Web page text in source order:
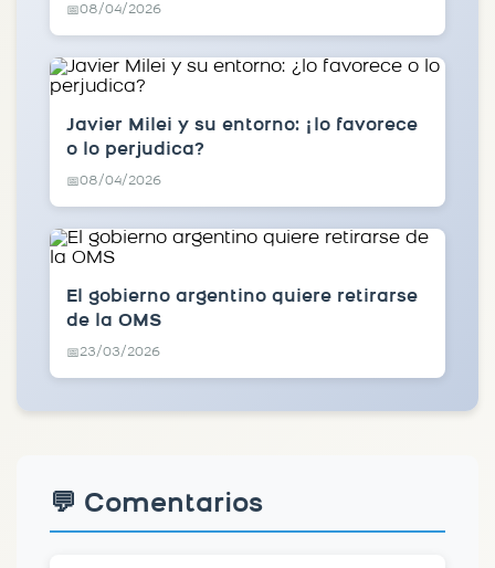
📅08/04/2026
Javier Milei y su entorno: ¿lo favorece
o lo perjudica?
📅08/04/2026
El gobierno argentino quiere retirarse
de la OMS
📅23/03/2026
💬 Comentarios